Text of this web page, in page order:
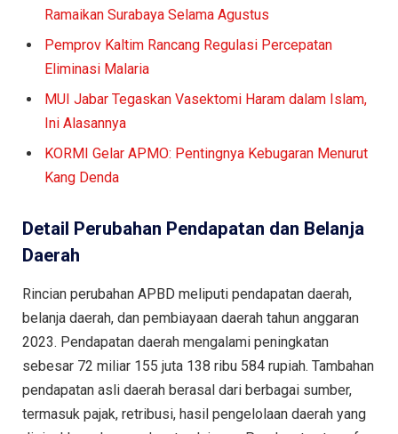
Ramaikan Surabaya Selama Agustus
Pemprov Kaltim Rancang Regulasi Percepatan
Eliminasi Malaria
MUI Jabar Tegaskan Vasektomi Haram dalam Islam,
Ini Alasannya
KORMI Gelar APMO: Pentingnya Kebugaran Menurut
Kang Denda
Detail Perubahan Pendapatan dan Belanja
Daerah
Rincian perubahan APBD meliputi pendapatan daerah,
belanja daerah, dan pembiayaan daerah tahun anggaran
2023. Pendapatan daerah mengalami peningkatan
sebesar 72 miliar 155 juta 138 ribu 584 rupiah. Tambahan
pendapatan asli daerah berasal dari berbagai sumber,
termasuk pajak, retribusi, hasil pengelolaan daerah yang